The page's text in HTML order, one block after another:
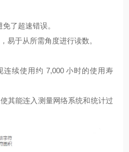
了超速错误。
易于从所需角度进行读数。
连续使用约 7,000 小时的使用寿
其能连入测量网络系统和统计过